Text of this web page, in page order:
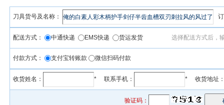
刀具货号及名称：
配送方式： 中通快递 EMS快递 货运发货 选择配送方式后，
付款方式： 支付宝转账款 微信扫码付款
收货姓名： * 联系手机： * 收货地址
验证码：